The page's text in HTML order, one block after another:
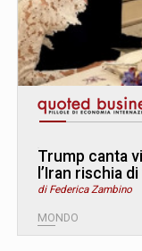
Trump canta
l’Iran rischia
di Federica Zambino
MONDO